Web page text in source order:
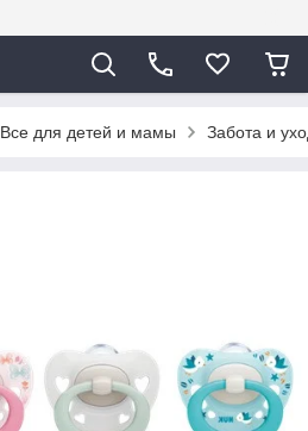
Все для детей и мамы Забота и